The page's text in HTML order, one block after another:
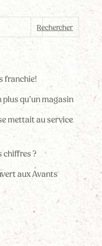
franchie!
plus qu’un magasin
mettait au service
chiffres ?
aux Avants